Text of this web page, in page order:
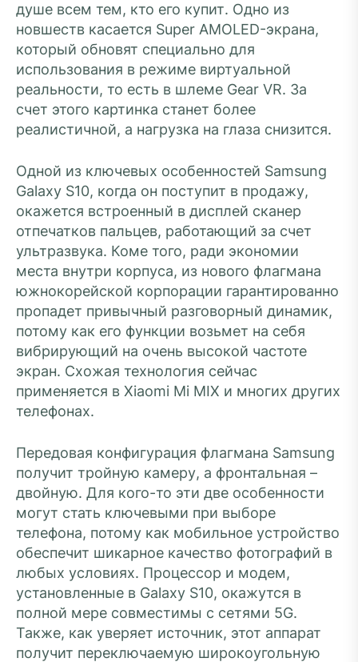
душе всем тем, кто его купит. Одно из
новшеств касается Super AMOLED-экрана,
который обновят специально для
использования в режиме виртуальной
реальности, то есть в шлеме Gear VR. За
счет этого картинка станет более
реалистичной, а нагрузка на глаза снизится.
Одной из ключевых особенностей Samsung
Galaxy S10, когда он поступит в продажу,
окажется встроенный в дисплей сканер
отпечатков пальцев, работающий за счет
ультразвука. Коме того, ради экономии
места внутри корпуса, из нового флагмана
южнокорейской корпорации гарантированно
пропадет привычный разговорный динамик,
потому как его функции возьмет на себя
вибрирующий на очень высокой частоте
экран. Схожая технология сейчас
применяется в Xiaomi Mi MIX и многих других
телефонах.
Передовая конфигурация флагмана Samsung
получит тройную камеру, а фронтальная –
двойную. Для кого-то эти две особенности
могут стать ключевыми при выборе
телефона, потому как мобильное устройство
обеспечит шикарное качество фотографий в
любых условиях. Процессор и модем,
установленные в Galaxy S10, окажутся в
полной мере совместимы с сетями 5G.
Также, как уверяет источник, этот аппарат
получит переключаемую широкоугольную